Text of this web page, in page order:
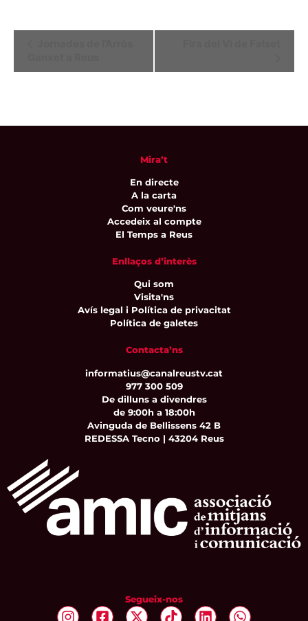
Mira’t
En directe
A la carta
Com veure'ns
Accedeix al compte
El Temps a Reus
Enllaços d’interès
Qui som
Visita'ns
Avís legal i Política de privacitat
Política de galetes
Contacta’ns
informatius@canalreustv.cat
977 300 509
De dilluns a divendres
de 9:00h a 18:00h
Avinguda de Bellissens 42 B
REDESSA Tecno | 43204 Reus
Segueix-nos